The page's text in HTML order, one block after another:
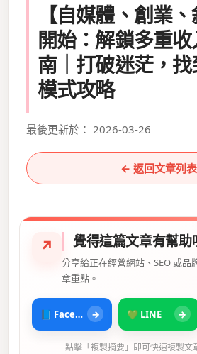
【自媒體、創業
開始：解鎖多重
南｜打破迷茫，
模式攻略
最後更新於： 2026-03-26
← 返回文章列表
↗ 覺得這篇文章有幫助
分享給正在經營網站、SEO 或品
章重點。
📘 Facebook → 💚 LINE →
點擊「複製摘要」即可快速複製文